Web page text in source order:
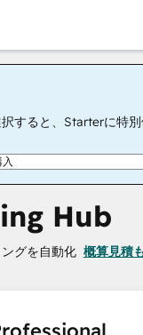
すると、Starterに特
Hub
グを自動化 概算見積